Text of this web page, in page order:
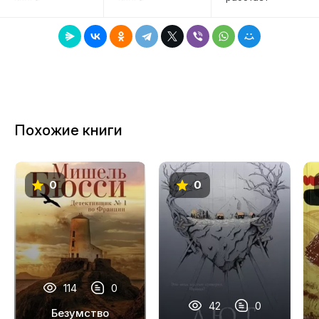
12
13
14
16
17
18
Похожие книги
0
114 0
Безумство
0
42 0